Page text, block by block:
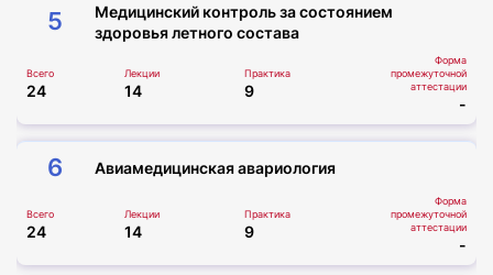
5
Медицинский контроль за состоянием
здоровья летного состава
Всего
24
Лекции
14
Практика
9
Форма
промежуточной
аттестации
-
6 Авиамедицинская авариология
Всего
24
Лекции
14
Практика
9
Форма
промежуточной
аттестации
-